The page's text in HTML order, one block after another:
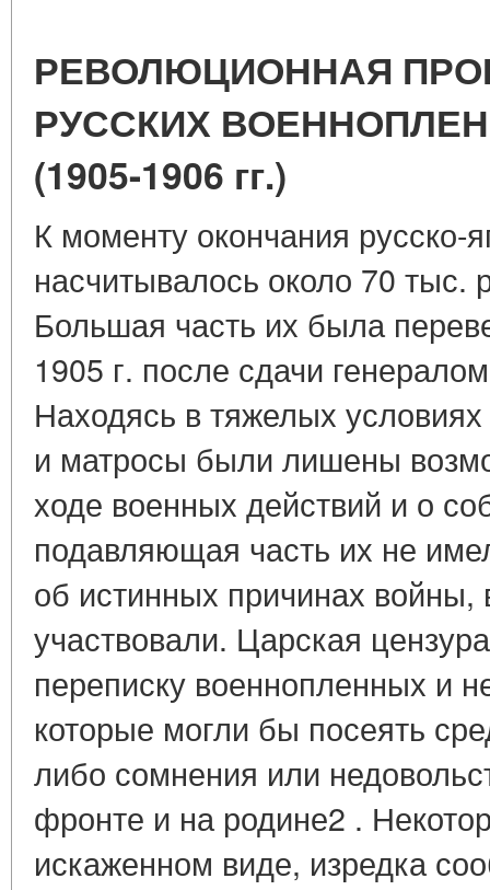
РЕВОЛЮЦИОННАЯ
РУССКИХ
(1905-1906 гг.)
К моменту окончания
насчитывалось около 70 тыс.
Большая часть их была
1905 г. после сдачи
Находясь в тяжелых
и матросы были лишены
ходе военных действий и о
подавляющая часть их не
об истинных причинах войны,
участвовали. Царская
переписку военнопленных и
которые могли бы посеять
либо сомнения или
фронте и на родине2 .
искаженном виде, изредка